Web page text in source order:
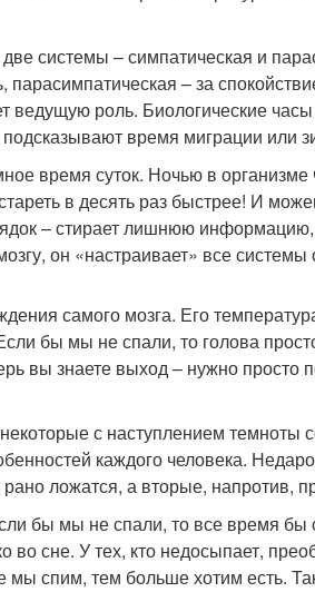
системы – симпатическая и
парасимпатическая – за
ведущую роль. Биологические
время миграции или
время суток. Ночью в
в десять раз быстрее! И
– стирает лишнюю
он «настраивает» все системы
самого мозга. Его
бы мы не спали, то голова
вы знаете выход – нужно просто
с наступлением темноты
каждого человека.
ложатся, а вторые, напротив,
бы мы не спали, то все время
во сне. У тех, кто недосыпает,
спим, тем больше хотим есть.